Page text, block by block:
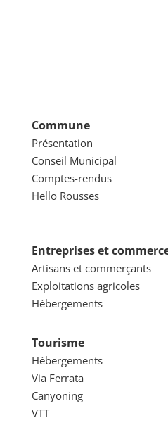
Commune
Présentation
Conseil Municipal
Comptes-rendus
Hello Rousses
Entreprises et
Artisans et commerçants
Exploitations agricoles
Hébergements
Tourisme
Hébergements
Via Ferrata
Canyoning
VTT